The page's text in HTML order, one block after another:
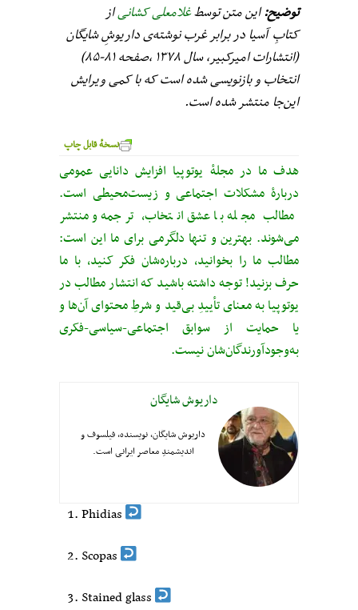
توضیح:این متن توسطغلامعلی کشانیاز
کتابِ آسیا در برابر غرب نوشته‌ی داریوشِ شایگان
(انتشارات امیرکبیر، سال ۱۳۷۸ ،صفحه ۸۱-۸۵)
انتخاب و بازنویسی شده است که با کمی ویرایش
این‌جا منتشر شده است.
نسخهٔ قابل چاپ
هدف ما در مجلهٔ یوتوپیا افزایش دانایی عمومی
دربارهٔ مشکلات اجتماعی و زیست‌محیطی است.
مطالب مجله با عشق انتخاب، ترجمه و منتشر
می‌شوند. بهترین و تنها دلگرمی برای ما این است:
مطالب ما را بخوانید، درباره‌شان فکر کنید، با ما
حرف بزنید! توجه داشته باشید که انتشار مطالب در
یوتوپیا به معنای تأییدِ بی‌قید‌ و شرطِ محتوای آن‌ها و
یا حمایت از سوابق اجتماعی-سیاسی-فکری
به‌وجودآورندگان‌شان نیست.
داریوش شایگان
داریوش شایگان، نویسنده، فیلسوف و
اندیشمندِ معاصر ایرانی است.
Phidias
Scopas
Stained glass